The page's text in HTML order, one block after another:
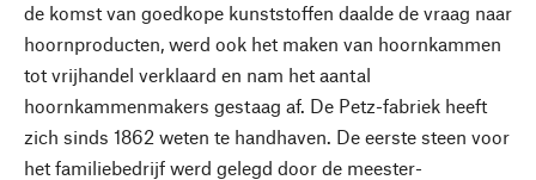
de komst van goedkope kunststoffen daalde de vraag naar
hoornproducten, werd ook het maken van hoornkammen
tot vrijhandel verklaard en nam het aantal
hoornkammenmakers gestaag af. De Petz-fabriek heeft
zich sinds 1862 weten te handhaven. De eerste steen voor
het familiebedrijf werd gelegd door de meester-